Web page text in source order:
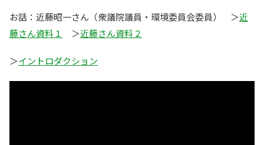
お話：近藤昭一さん（衆議院議員・環境委員会委員） ＞近
藤さん資料１
＞近藤さん資料２
＞イントロダクション